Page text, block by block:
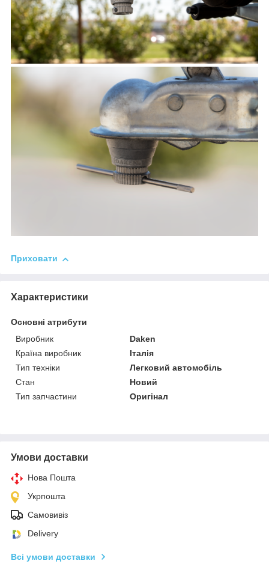
Приховати
Характеристики
Основні атрибути
Виробник
Daken
Країна виробник
Італія
Тип техніки
Легковий автомобіль
Стан
Новий
Тип запчастини
Оригінал
Умови доставки
Нова Пошта
Укрпошта
Самовивіз
Delivery
Всі умови доставки